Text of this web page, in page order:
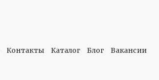
Контакты Каталог Блог Вакансии